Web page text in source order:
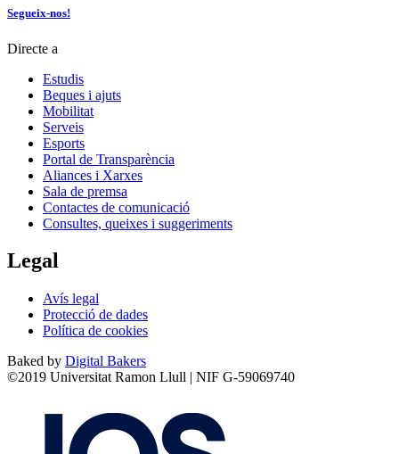
Segueix-nos!
Directe a
Estudis
Beques i ajuts
Mobilitat
Serveis
Esports
Portal de Transparència
Aliances i Xarxes
Sala de premsa
Contactes de comunicació
Consultes, queixes i suggeriments
Legal
Avís legal
Protecció de dades
Política de cookies
Baked by Digital Bakers
©2019 Universitat Ramon Llull | NIF G-59069740